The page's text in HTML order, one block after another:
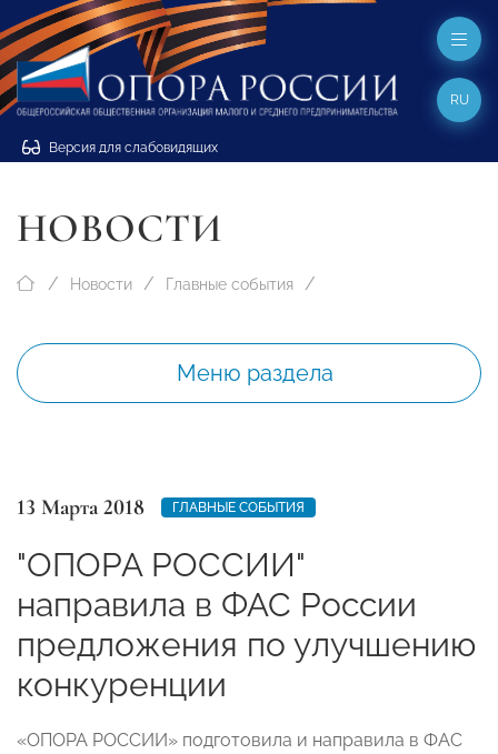
Версия для слабовидящих
RU
НОВОСТИ
Новости Главные события
Меню раздела
13 Марта 2018 ГЛАВНЫЕ СОБЫТИЯ
"ОПОРА РОССИИ"
направила в ФАС России
предложения по улучшению
конкуренции
«ОПОРА РОССИИ» подготовила и направила в ФАС